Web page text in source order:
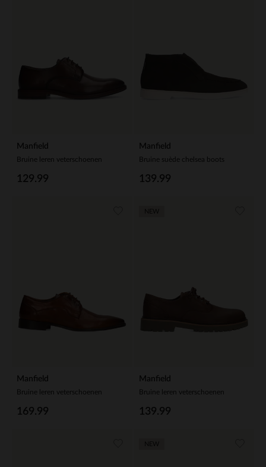
Manfield
Bruine leren veterschoenen
129.99
Manfield
Bruine suède chelsea boots
139.99
Manfield
Bruine leren veterschoenen
169.99
Manfield
Bruine leren veterschoenen
139.99